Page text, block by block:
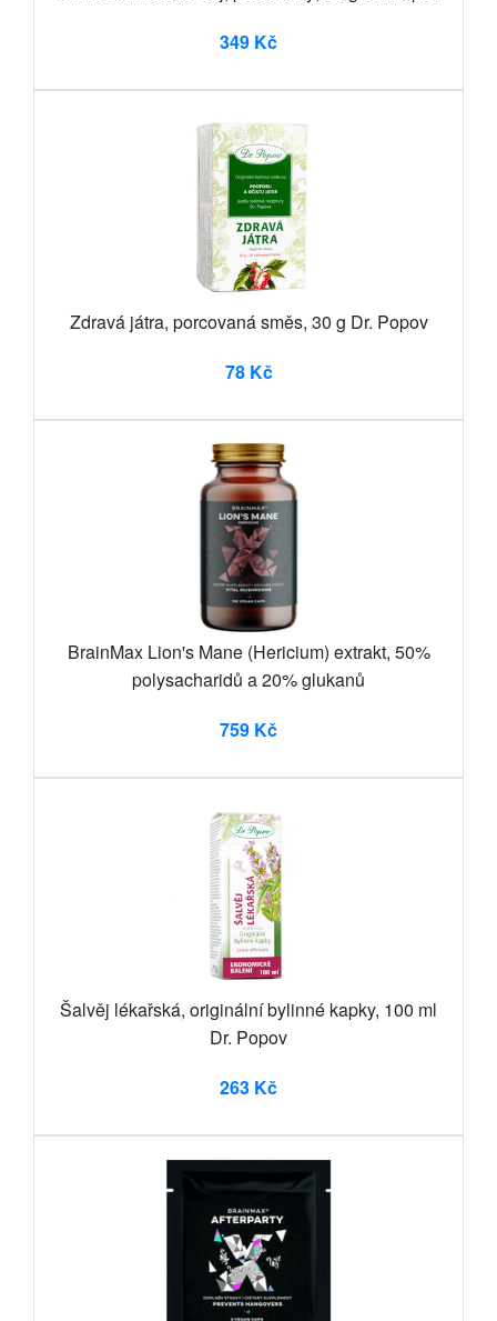
349 Kč
Zdravá játra, porcovaná směs, 30 g Dr. Popov
78 Kč
BrainMax Lion's Mane (Hericium) extrakt, 50%
polysacharidů a 20% glukanů
759 Kč
Šalvěj lékařská, originální bylinné kapky, 100 ml
Dr. Popov
263 Kč